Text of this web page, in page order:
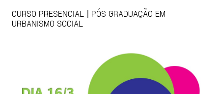
CURSO PRESENCIAL | PÓS GRADUAÇÃO EM
URBANISMO SOCIAL